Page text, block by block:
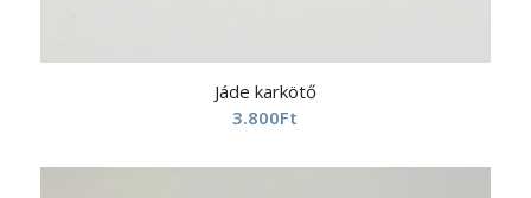
Jáde karkötő
3.800Ft